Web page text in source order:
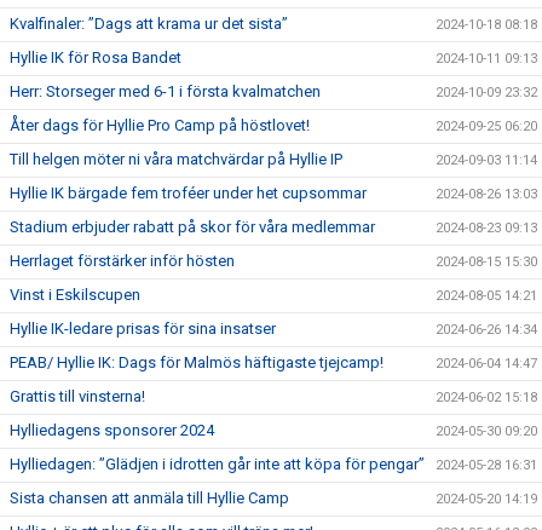
Kvalfinaler: ”Dags att krama ur det sista” 2024-10-18 08:18
Hyllie IK för Rosa Bandet 2024-10-11 09:13
Herr: Storseger med 6-1 i första kvalmatchen 2024-10-09 23:32
Åter dags för Hyllie Pro Camp på höstlovet! 2024-09-25 06:20
Till helgen möter ni våra matchvärdar på Hyllie IP 2024-09-03 11:14
Hyllie IK bärgade fem troféer under het cupsommar 2024-08-26 13:03
Stadium erbjuder rabatt på skor för våra medlemmar 2024-08-23 09:13
Herrlaget förstärker inför hösten 2024-08-15 15:30
Vinst i Eskilscupen 2024-08-05 14:21
Hyllie IK-ledare prisas för sina insatser 2024-06-26 14:34
PEAB/ Hyllie IK: Dags för Malmös häftigaste tjejcamp! 2024-06-04 14:47
Grattis till vinsterna! 2024-06-02 15:18
Hylliedagens sponsorer 2024 2024-05-30 09:20
Hylliedagen: ”Glädjen i idrotten går inte att köpa för pengar” 2024-05-28 16:31
Sista chansen att anmäla till Hyllie Camp 2024-05-20 14:19